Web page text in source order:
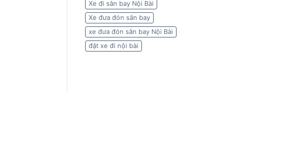
Xe đi sân bay Nội Bài
Xe đưa đón sân bay
xe đưa đón sân bay Nội Bài
đặt xe đi nội bài